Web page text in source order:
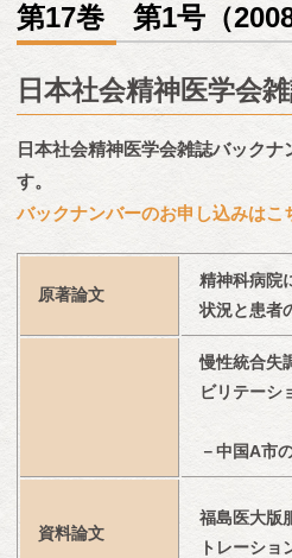
第17巻 第1号（
日本社会精神医学会
日本社会精神医学会雑誌バック
す。
バックナンバーのお申し込みはこ
原著論文
精神科病院
状況と患者
慢性統合失
ビリテーシ
－中国A市
資料論文
福島医大版
トレーショ